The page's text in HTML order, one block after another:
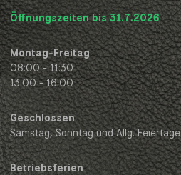
Öffnungszeiten bis 31.7.2026
Montag-Freitag
08:00 - 11:30
13:00 - 16:00
Geschlossen
Samstag, Sonntag und Allg. Feiertage
Betriebsferien